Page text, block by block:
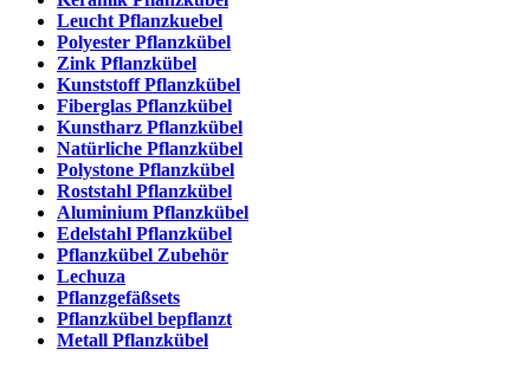
Leucht Pflanzkuebel
Polyester Pflanzkübel
Zink Pflanzkübel
Kunststoff Pflanzkübel
Fiberglas Pflanzkübel
Kunstharz Pflanzkübel
Natürliche Pflanzkübel
Polystone Pflanzkübel
Roststahl Pflanzkübel
Aluminium Pflanzkübel
Edelstahl Pflanzkübel
Pflanzkübel Zubehör
Lechuza
Pflanzgefäßsets
Pflanzkübel bepflanzt
Metall Pflanzkübel